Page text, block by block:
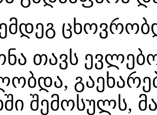
თავს
შემოსულს,